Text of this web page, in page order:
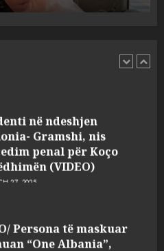
e UKT akuzon
të pajustifikuar
Gramshi, nis
penal për Koço
(VIDEO)
27, 2025
“One Albania”,